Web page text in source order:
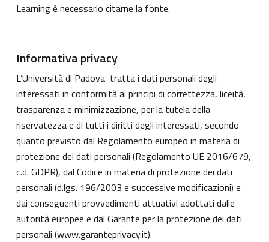
Learning è necessario citarne la fonte.
Informativa privacy
L’Università di Padova tratta i dati personali degli
interessati in conformità ai principi di correttezza, liceità,
trasparenza e minimizzazione, per la tutela della
riservatezza e di tutti i diritti degli interessati, secondo
quanto previsto dal Regolamento europeo in materia di
protezione dei dati personali (Regolamento UE 2016/679,
c.d. GDPR), dal Codice in materia di protezione dei dati
personali (d.lgs. 196/2003 e successive modificazioni) e
dai conseguenti provvedimenti attuativi adottati dalle
autorità europee e dal Garante per la protezione dei dati
personali (www.garanteprivacy.it).